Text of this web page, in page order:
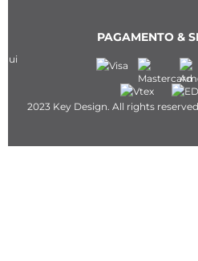
PAGAMENTO &
2023 Key Design. All rights